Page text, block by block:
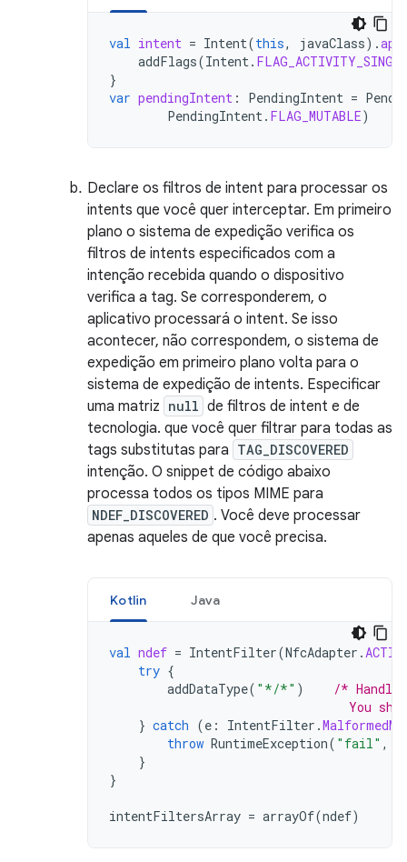
val intent = Intent(this, javaClass).
addFlags(Intent.
}
var pendingIntent : PendingIntent =
PendingIntent. FLAG_MUTABLE)
Declare os filtros de intent para processar os
intents que você quer interceptar. Em primeiro
plano o sistema de expedição verifica os
filtros de intents especificados com a
intenção recebida quando o dispositivo
verifica a tag. Se corresponderem, o
aplicativo processará o intent. Se isso
acontecer, não correspondem, o sistema de
expedição em primeiro plano volta para o
sistema de expedição de intents. Especificar
uma matriz null de filtros de intent e de
tecnologia. que você quer filtrar para todas as
tags substitutas para TAG_DISCOVERED
intenção. O snippet de código abaixo
processa todos os tipos MIME para
NDEF_DISCOVERED . Você deve processar
apenas aqueles de que você precisa.
Kotlin Java
val ndef = IntentFilter(NfcAdapter .
try {
addDataType( "*/*" )
/*
You
} catch (e : IntentFilter .
throw RuntimeException( "fail" ,
}
}
intentFiltersArray = arrayOf(ndef)